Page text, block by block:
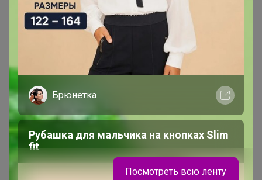
Анонсы
Новости
Самое выгодное
Хиты продаж
Самое желанное
Самое быстрое
Начать зарабатывать с 24-ok
Брюнетка
Рубашка для мальчика на кнопках Slim
fit
Посмотреть всю ленту